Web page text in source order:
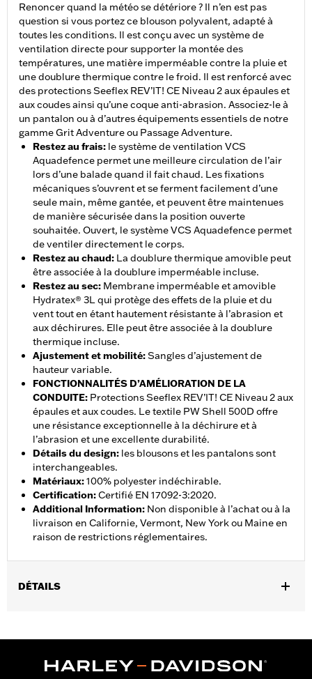
Renoncer quand la météo se détériore ? Il n’en est pas
question si vous portez ce blouson polyvalent, adapté à
toutes les conditions. Il est conçu avec un système de
ventilation directe pour supporter la montée des
températures, une matière imperméable contre la pluie et
une doublure thermique contre le froid. Il est renforcé avec
des protections Seeflex REV’IT! CE Niveau 2 aux épaules et
aux coudes ainsi qu’une coque anti-abrasion. Associez-le à
un pantalon ou à d’autres équipements essentiels de notre
gamme Grit Adventure ou Passage Adventure.
Restez au frais: le système de ventilation VCS
Aquadefence permet une meilleure circulation de l’air
lors d’une balade quand il fait chaud. Les fixations
mécaniques s’ouvrent et se ferment facilement d’une
seule main, même gantée, et peuvent être maintenues
de manière sécurisée dans la position ouverte
souhaitée. Ouvert, le système VCS Aquadefence permet
de ventiler directement le corps.
Restez au chaud: La doublure thermique amovible peut
être associée à la doublure imperméable incluse.
Restez au sec: Membrane imperméable et amovible
Hydratex® 3L qui protège des effets de la pluie et du
vent tout en étant hautement résistante à l’abrasion et
aux déchirures. Elle peut être associée à la doublure
thermique incluse.
Ajustement et mobilité:Sangles d’ajustement de
hauteur variable.
FONCTIONNALITÉS D’AMÉLIORATION DE LA
CONDUITE: Protections Seeflex REV’IT! CE Niveau 2 aux
épaules et aux coudes. Le textile PW Shell 500D offre
une résistance exceptionnelle à la déchirure et à
l’abrasion et une excellente durabilité.
Détails du design: les blousons et les pantalons sont
interchangeables.
Matériaux:100% polyester indéchirable.
Certification:Certifié EN 17092-3:2020.
Additional Information: Non disponible à l’achat ou à la
livraison en Californie, Vermont, New York ou Maine en
raison de restrictions réglementaires.
DÉTAILS
Caractéristiques fonctionnelles:Résistance à l’abrasion,
GARANTIE:3 year limited warranty - Go towww.h-